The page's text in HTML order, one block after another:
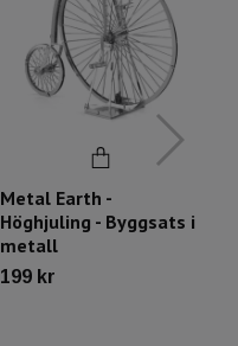
Metal Earth -
Höghjuling - Byggsats i
metall
199 kr